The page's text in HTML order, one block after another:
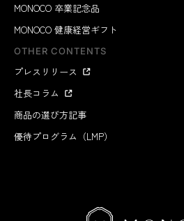
MONOCO 卒業記念品
MONOCO 健康経営ギフト
OTHER CONTENTS
プレスリリース
社長コラム
商品の選び方記事
優待プログラム（LMP）